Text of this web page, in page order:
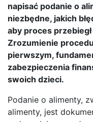
napisać podanie o
niezbędne, jakich
aby proces
Zrozumienie
pierwszym,
zabezpieczenia
swoich dzieci.
Podanie o alimenty,
alimenty, jest